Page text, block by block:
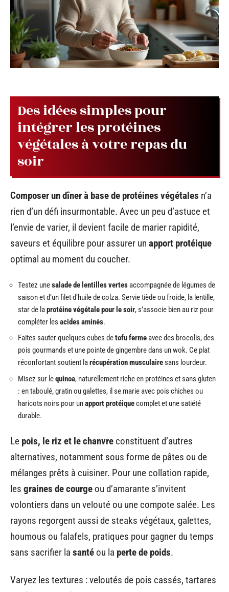
Des idées simples pour
intégrer les protéines
végétales à votre repas du
soir
Composer un dîner à base de protéines végétales n’a
rien d’un défi insurmontable. Avec un peu d’astuce et
l’envie de varier, il devient facile de marier rapidité,
saveurs et équilibre pour assurer un apport protéique
optimal au moment du coucher.
Testez unesalade de lentilles vertesaccompagnée de légumes de
saison et d’un filet d’huile de colza. Servie tiède ou froide, la lentille,
star de laprotéine végétale pour le soir, s’associe bien au riz pour
compléter les acides aminés.
Faites sauter quelques cubes detofu fermeavec des brocolis, des
pois gourmands et une pointe de gingembre dans un wok. Ce plat
réconfortant soutient larécupération musculairesans lourdeur.
Misez sur lequinoa, naturellement riche en protéines et sans gluten
: en taboulé, gratin ou galettes, il se marie avec pois chiches ou
haricots noirs pour unapport protéiquecomplet et une satiété
durable.
Le pois, le riz et le chanvre constituent d’autres
alternatives, notamment sous forme de pâtes ou de
mélanges prêts à cuisiner. Pour une collation rapide,
les graines de courge ou d’amarante s’invitent
volontiers dans un velouté ou une compote salée. Les
rayons regorgent aussi de steaks végétaux, galettes,
houmous ou falafels, pratiques pour gagner du temps
sans sacrifier la santé ou la perte de poids.
Varyez les textures : veloutés de pois cassés, tartares